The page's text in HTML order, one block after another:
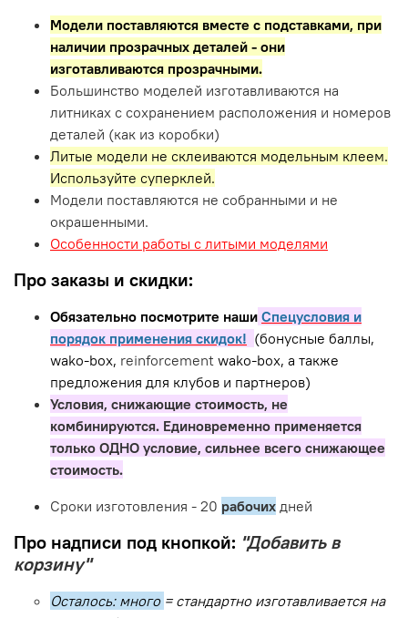
Модели поставляются вместе с подставками, при
наличии прозрачных деталей - они
изготавливаются прозрачными.
Большинство моделей изготавливаются на
литниках с сохранением расположения и номеров
деталей (как из коробки)
Литые модели не склеиваются модельным клеем.
Используйте суперклей.
Модели поставляются не собранными и не
окрашенными.
Особенности работы с литыми моделями
Про заказы и скидки:
Обязательно посмотрите наши Спецусловия и
порядок применения скидок! (бонусные баллы,
wako-box, reinforcement wako-box, а также
предложения для клубов и партнеров)
Условия, снижающие стоимость, не
комбинируются. Единовременно применяется
только ОДНО условие, сильнее всего снижающее
стоимость.
Сроки изготовления - 20 рабочих дней
Про надписи под кнопкой: "Добавить в
корзину"
Осталось: много = стандартно изготавливается на